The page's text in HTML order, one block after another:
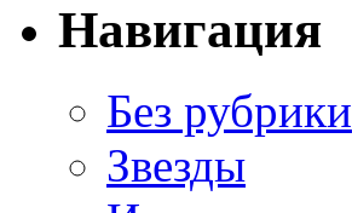
Навигация
Без рубрики
Звезды